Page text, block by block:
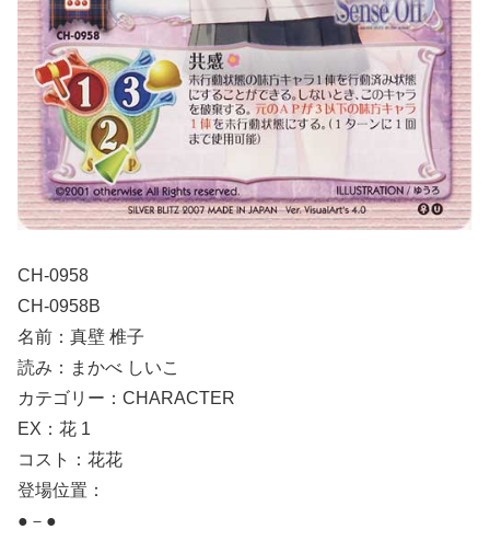
CH-0958
CH-0958B
名前：真壁 椎子
読み：まかべ しいこ
カテゴリー：CHARACTER
EX：花 1
コスト：花花
登場位置：
●－●